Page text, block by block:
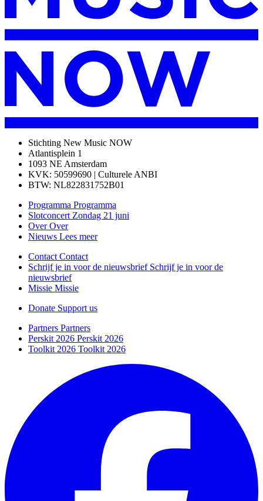
Stichting New Music NOW
Atlantisplein 1
1093 NE Amsterdam
KVK: 50599690 | Culturele ANBI
BTW: NL822831752B01
Programma Programma
Slotconcert Zondag 21 juni
Over Over
Nieuws Lees meer
Contact Contact
Schrijf je in voor de nieuwsbrief Schrijf je in voor de
nieuwsbrief
Missie Missie
Donate Support us
Partners Partners
Perskit 2026 Perskit 2026
Toolkit 2026 Toolkit 2026